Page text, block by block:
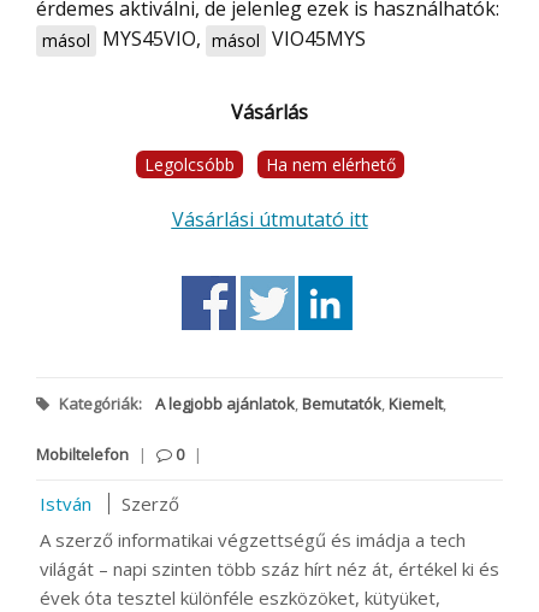
érdemes aktiválni, de jelenleg ezek is használhatók:
másol MYS45VIO, másol VIO45MYS
Vásárlás
Legolcsóbb Ha nem elérhető
Vásárlási útmutató itt
Kategóriák: A legjobb ajánlatok,Bemutatók,Kiemelt,
Mobiltelefon | 0 |
István
Szerző
A szerző informatikai végzettségű és imádja a tech
világát – napi szinten több száz hírt néz át, értékel ki és
évek óta tesztel különféle eszközöket, kütyüket,